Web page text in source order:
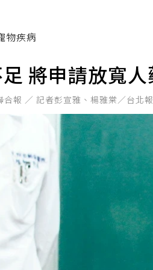
物疾病
將申請放寬
合報 ／ 記者彭宣雅、楊雅棠／台北